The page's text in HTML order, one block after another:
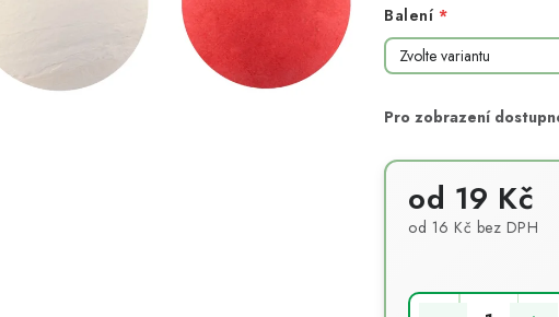
Balení
od 19 Kč
od 16 Kč bez DPH